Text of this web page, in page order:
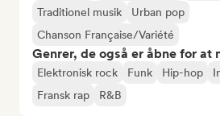
Traditionel musik
Urban pop
Chanson Française/Variété
Genrer, de også er åbne for at
Elektronisk rock Funk Hip-hop
Fransk rap
R&B